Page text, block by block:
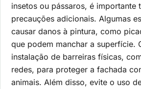
insetos ou pássaros, é importante
precauções adicionais. Algumas
causar danos à pintura, como
que podem manchar a superfície.
instalação de barreiras físicas,
redes, para proteger a fachada
animais. Além disso, evite o uso